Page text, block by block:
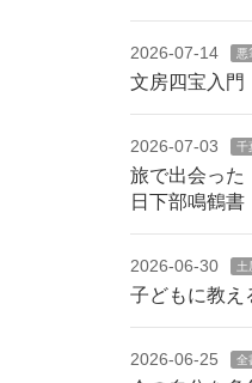
2026-07-14 悪
文房四宝入門
2026-07-03 千
旅で出会っ
日下部鳴鶴書
2026-06-30 土
子どもに教え
2026-06-25 全